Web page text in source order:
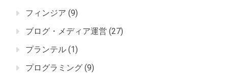
フィンジア (9)
ブログ・メディア運営 (27)
プランテル (1)
プログラミング (9)